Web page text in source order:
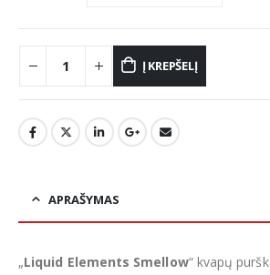
Į KREPŠELĮ
APRAŠYMAS
„Liquid Elements Smellow“ kvapų